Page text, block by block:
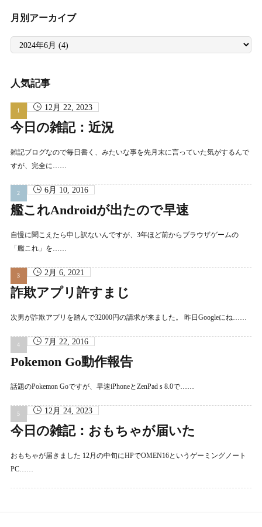
月別アーカイブ
月
ア
イ
ブ
人気記事
12月 22, 2023
今日の雑記：近況
雑記ブログなので毎日書く、みたいな事を先月末に言っていた気がするんで
すが、完全に……
6月 10, 2016
艦これAndroidが出たので早速
自慢に聞こえたら申し訳ないんですが、3年ほど前からブラウザゲームの
「艦これ」を……
2月 6, 2021
詐欺アプリ許すまじ
次男が詐欺アプリを踏んで32000円の請求が来ました。 昨日Googleにね……
7月 22, 2016
Pokemon Go動作報告
話題のPokemon Goですが、早速iPhoneとZenPad s 8.0で……
12月 24, 2023
今日の雑記：おもちゃが届いた
おもちゃが届きました 12月の中旬にHPでOMEN16というゲーミングノート
PC……